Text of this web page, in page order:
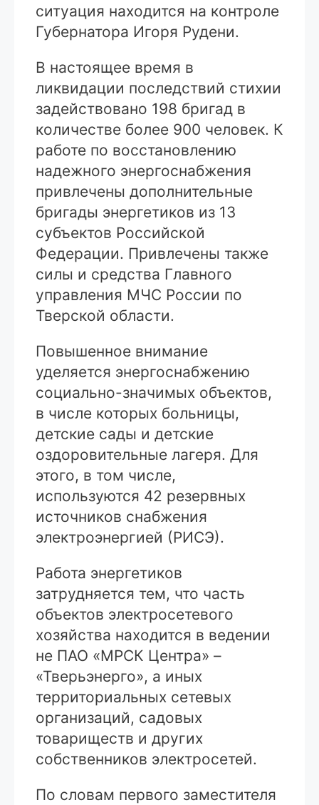
ситуация находится на контроле
Губернатора Игоря Рудени.
В настоящее время в
ликвидации последствий стихии
задействовано 198 бригад в
количестве более 900 человек. К
работе по восстановлению
надежного энергоснабжения
привлечены дополнительные
бригады энергетиков из 13
субъектов Российской
Федерации. Привлечены также
силы и средства Главного
управления МЧС России по
Тверской области.
Повышенное внимание
уделяется энергоснабжению
социально-значимых объектов,
в числе которых больницы,
детские сады и детские
оздоровительные лагеря. Для
этого, в том числе,
используются 42 резервных
источников снабжения
электроэнергией (РИСЭ).
Работа энергетиков
затрудняется тем, что часть
объектов электросетевого
хозяйства находится в ведении
не ПАО «МРСК Центра» –
«Тверьэнерго», а иных
территориальных сетевых
организаций, садовых
товариществ и других
собственников электросетей.
По словам первого заместителя